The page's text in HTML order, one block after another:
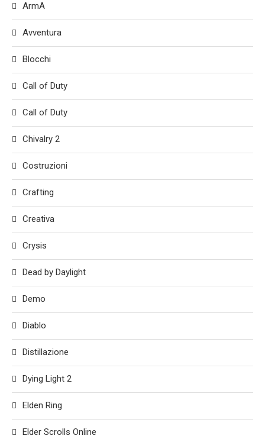
ArmA
Avventura
Blocchi
Call of Duty
Call of Duty
Chivalry 2
Costruzioni
Crafting
Creativa
Crysis
Dead by Daylight
Demo
Diablo
Distillazione
Dying Light 2
Elden Ring
Elder Scrolls Online